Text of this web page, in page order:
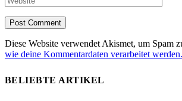
Diese Website verwendet Akismet, um Spam
wie deine Kommentardaten verarbeitet werden.
BELIEBTE ARTIKEL